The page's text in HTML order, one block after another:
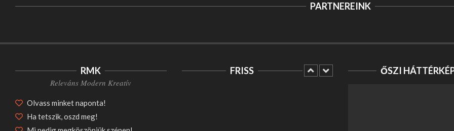
PARTNEREINK
RMK
Releváns Modern Kreatív
Olvass minket naponta!
Ha tetszik, oszd meg!
FRISS ŐSZI